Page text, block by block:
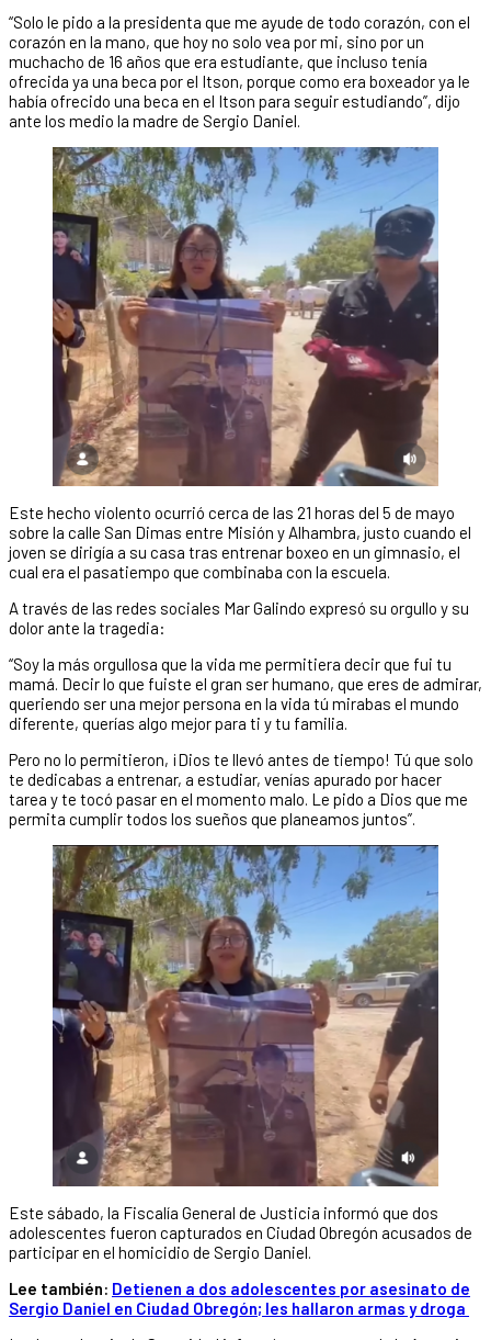
“Solo le pido a la presidenta que me ayude de todo corazón, con el
corazón en la mano, que hoy no solo vea por mi, sino por un
muchacho de 16 años que era estudiante, que incluso tenía
ofrecida ya una beca por el Itson, porque como era boxeador ya le
había ofrecido una beca en el Itson para seguir estudiando”, dijo
ante los medio la madre de Sergio Daniel.
Este hecho violento ocurrió cerca de las 21 horas del 5 de mayo
sobre la calle San Dimas entre Misión y Alhambra, justo cuando el
joven se dirigía a su casa tras entrenar boxeo en un gimnasio, el
cual era el pasatiempo que combinaba con la escuela.
A través de las redes sociales Mar Galindo expresó su orgullo y su
dolor ante la tragedia:
“Soy la más orgullosa que la vida me permitiera decir que fui tu
mamá. Decir lo que fuiste el gran ser humano, que eres de admirar,
queriendo ser una mejor persona en la vida tú mirabas el mundo
diferente, querías algo mejor para ti y tu familia.
Pero no lo permitieron, ¡Dios te llevó antes de tiempo! Tú que solo
te dedicabas a entrenar, a estudiar, venías apurado por hacer
tarea y te tocó pasar en el momento malo. Le pido a Dios que me
permita cumplir todos los sueños que planeamos juntos”.
Este sábado, la Fiscalía General de Justicia informó que dos
adolescentes fueron capturados en Ciudad Obregón acusados de
participar en el homicidio de Sergio Daniel.
Lee también: Detienen a dos adolescentes por asesinato de
Sergio Daniel en Ciudad Obregón; les hallaron armas y droga